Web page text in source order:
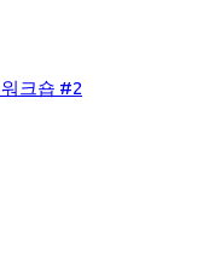
크숍 #2